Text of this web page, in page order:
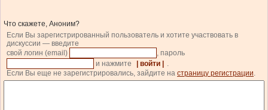
Что скажете, Аноним?
Если Вы зарегистрированный пользователь и хотите участвовать в
дискуссии — введите
свой логин (email)
, пароль
и нажмите
| войти |
.
Если Вы еще не зарегистрировались, зайдите на страницу регистрации.